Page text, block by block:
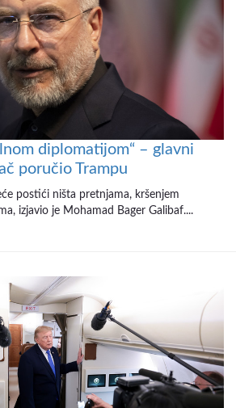
diplomatijom“ – glavni
poručio Trampu
postići ništa pretnjama, kršenjem
izjavio je Mohamad Bager Galibaf....